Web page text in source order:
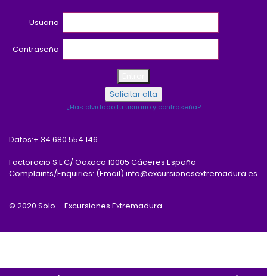
Usuario
Contraseña
¿Has olvidado tu usuario y contraseña?
Datos:+ 34 680 554 146
Factorocio S.L C/ Oaxaca 10005 Cáceres España
Complaints/Enquiries: (Email) info@excursionesextremadura.es
© 2020 Solo – Excursiones Extremadura